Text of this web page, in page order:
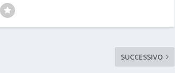
SUCCESSIVO